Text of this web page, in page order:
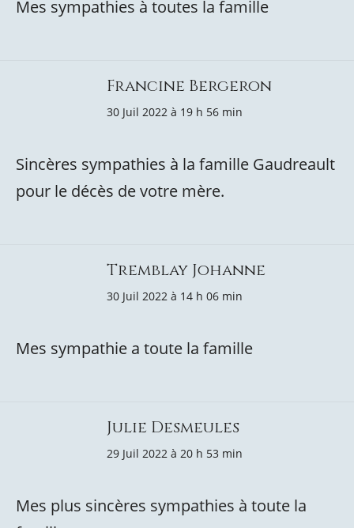
Mes sympathies à toutes la famille
Francine Bergeron
30 Juil 2022 à 19 h 56 min
Sincères sympathies à la famille Gaudreault
pour le décès de votre mère.
Tremblay Johanne
30 Juil 2022 à 14 h 06 min
Mes sympathie a toute la famille
Julie Desmeules
29 Juil 2022 à 20 h 53 min
Mes plus sincères sympathies à toute la